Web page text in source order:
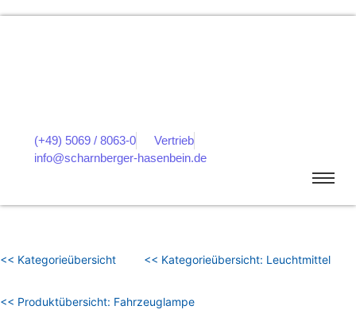
(+49) 5069 / 8063-0
Vertrieb
info@scharnberger-hasenbein.de
<< Kategorieübersicht << Kategorieübersicht: Leuchtmittel
<< Produktübersicht: Fahrzeuglampe